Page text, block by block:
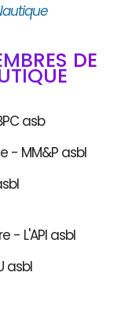
DE
asb
- MM&P asbl
YCDF asbl
- L'API asbl
asbl